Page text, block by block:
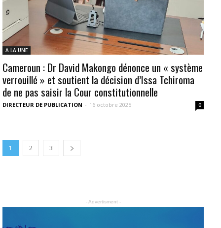
A LA UNE
Cameroun : Dr David Makongo dénonce un « système
verrouillé » et soutient la décision d’Issa Tchiroma
de ne pas saisir la Cour constitutionnelle
DIRECTEUR DE PUBLICATION - 16 octobre 2025 0
1 2 3
- Advertisment -